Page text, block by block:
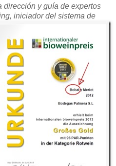
y guía de expertos
iniciador del sistema de